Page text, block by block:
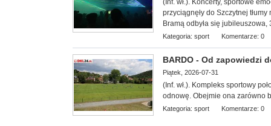
(Inf. wł.). Koncerty, sportowe
przyciągnęły do Szczytnej
Bramą odbyła się
Kategoria: sport Komentarze: 0
BARDO - Od zapowiedzi
Piątek, 2026-07-31
(Inf. wł.). Kompleks sportowy
odnowę. Obejmie ona zarówno
Kategoria: sport Komentarze: 0